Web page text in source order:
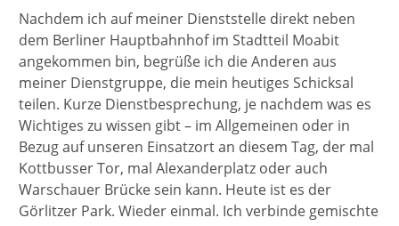
Nachdem ich auf meiner Dienststelle direkt neben
dem Berliner Hauptbahnhof im Stadtteil Moabit
angekommen bin, begrüße ich die Anderen aus
meiner Dienstgruppe, die mein heutiges Schicksal
teilen. Kurze Dienstbesprechung, je nachdem was es
Wichtiges zu wissen gibt – im Allgemeinen oder in
Bezug auf unseren Einsatzort an diesem Tag, der mal
Kottbusser Tor, mal Alexanderplatz oder auch
Warschauer Brücke sein kann. Heute ist es der
Görlitzer Park. Wieder einmal. Ich verbinde gemischte